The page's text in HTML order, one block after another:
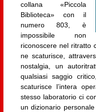
collana «Piccola
Biblioteca» con il
numero 803, è
impossibile non
riconoscere nel ritratto
ne scaturisce,
nostalgia, un
qualsiasi saggio
scaturisce l’intera
stesso laboratorio ci
un dizionario